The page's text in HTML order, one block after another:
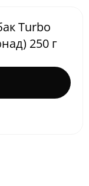
Turbo
250 г